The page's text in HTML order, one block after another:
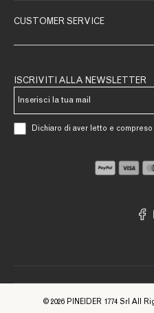
CUSTOMER SERVICE
ISCRIVITI ALLA NEWSLETTER
Dichiaro di aver letto e compreso
© 2026 PINEIDER 1774 Srl All